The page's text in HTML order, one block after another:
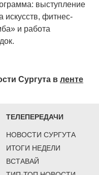
выступление
искусств, фитнес-
и работа
Сургута в ленте
ТЕЛЕПЕРЕДАЧИ
НОВОСТИ СУРГУТА
ИТОГИ НЕДЕЛИ
ВСТАВАЙ